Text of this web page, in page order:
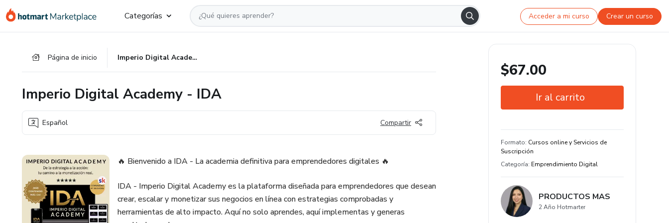
Categorías Acceder a mi curso Crear un curso
Página de inicio Imperio Digital Academy - IDA
Imperio Digital Academy - IDA
Español Compartir
🔥 Bienvenido a IDA - La academia definitiva para emprendedores digitales 🔥
IDA - Imperio Digital Academy es la plataforma diseñada para emprendedores que desean
crear, escalar y monetizar sus negocios en línea con estrategias comprobadas y
herramientas de alto impacto. Aquí no solo aprendes, aquí implementas y generas
$67.00
Ir al carrito
Estudia a tu manera y en cualquier
dispositivo
Formato: Cursos online y Servicios de
Suscripción
Categoría: Emprendimiento Digital
PRODUCTOS MAS
2 Año Hotmarter